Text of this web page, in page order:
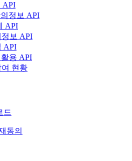
API
정보 API
API
보 API
API
용 API
현황
드
동의